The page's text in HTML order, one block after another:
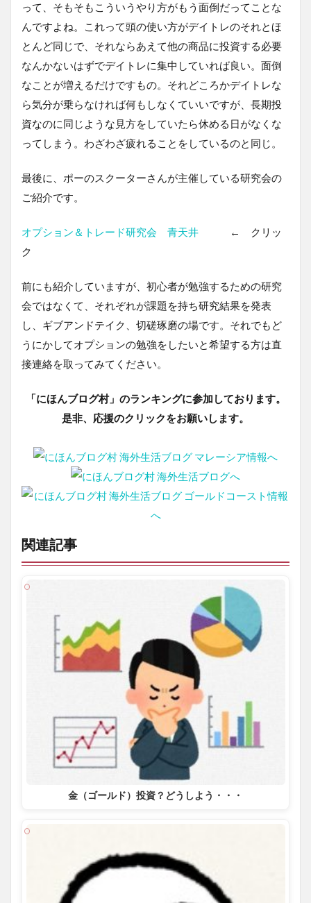
って、そもそもこういうやり方がもう面倒だってことな
んですよね。これって頭の使い方がデイトレのそれとほ
とんど同じで、それならあえて他の商品に投資する必要
なんかないはずでデイトレに集中していれば良い。面倒
なことが増えるだけですもの。それどころかデイトレな
ら気分が乗らなければ何もしなくていいですが、長期投
資なのに同じような見方をしていたら休める日がなくな
ってしまう。わざわざ疲れることをしているのと同じ。
最後に、ポーのスクーターさんが主催している研究会の
ご紹介です。
オプション＆トレード研究会 青天井 ← クリッ
ク
前にも紹介していますが、初心者が勉強するための研究
会ではなくて、それぞれが課題を持ち研究結果を発表
し、ギブアンドテイク、切磋琢磨の場です。それでもど
うにかしてオプションの勉強をしたいと希望する方は直
接連絡を取ってみてください。
「にほんブログ村」のランキングに参加しております。
是非、応援のクリックをお願いします。
関連記事
金（ゴールド）投資？どうしよう・・・